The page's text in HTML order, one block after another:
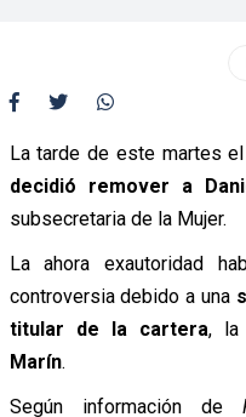
La tarde de este martes el
decidió remover a
subsecretaria de la Mujer.
La ahora exautoridad
controversia debido a una
titular de la cartera, la
Marín.
Según información de